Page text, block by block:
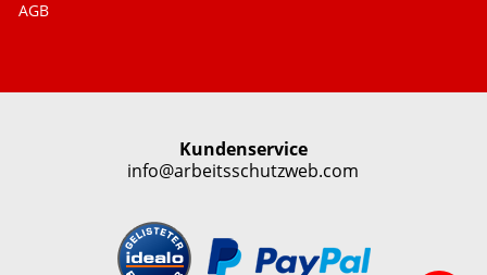
AGB
Kundenservice
info@arbeitsschutzweb.com